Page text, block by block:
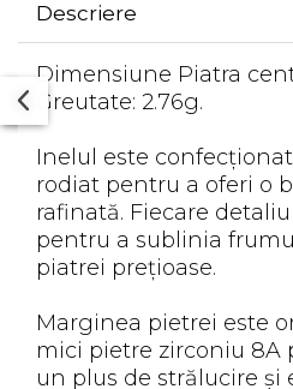
Descriere
Dimensiune Piatra
Greutate: 2.76g.
Inelul este
rodiat pentru a oferi o
rafinată. Fiecare
pentru a sublinia
piatrei prețioase.
Marginea pietrei este
mici pietre zirconiu 8A
un plus de strălucire și